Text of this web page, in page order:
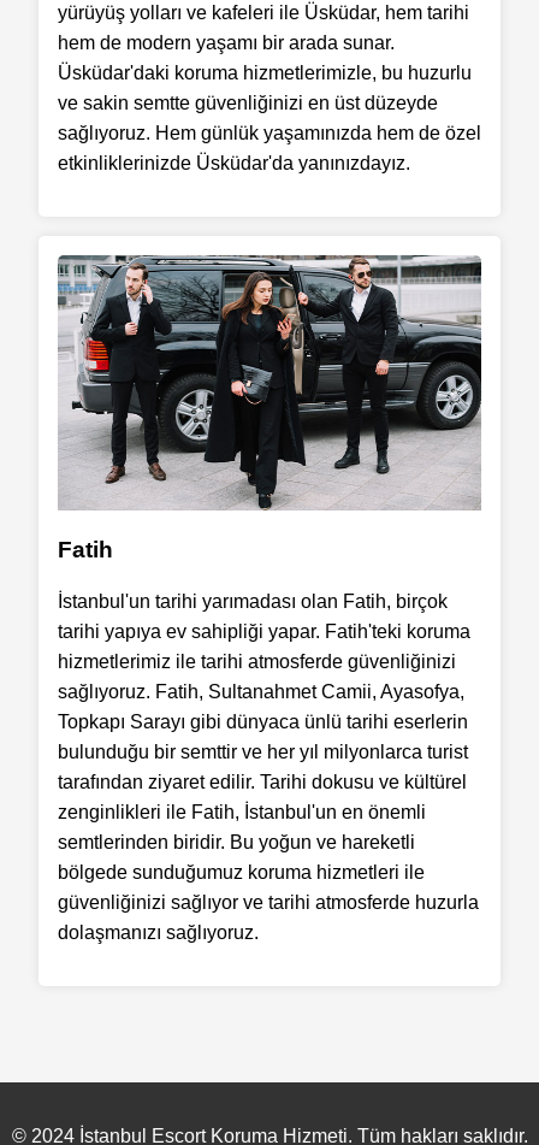
yürüyüş yolları ve kafeleri ile Üsküdar, hem tarihi
hem de modern yaşamı bir arada sunar.
Üsküdar'daki koruma hizmetlerimizle, bu huzurlu
ve sakin semtte güvenliğinizi en üst düzeyde
sağlıyoruz. Hem günlük yaşamınızda hem de özel
etkinliklerinizde Üsküdar'da yanınızdayız.
Fatih
İstanbul'un tarihi yarımadası olan Fatih, birçok
tarihi yapıya ev sahipliği yapar. Fatih'teki koruma
hizmetlerimiz ile tarihi atmosferde güvenliğinizi
sağlıyoruz. Fatih, Sultanahmet Camii, Ayasofya,
Topkapı Sarayı gibi dünyaca ünlü tarihi eserlerin
bulunduğu bir semttir ve her yıl milyonlarca turist
tarafından ziyaret edilir. Tarihi dokusu ve kültürel
zenginlikleri ile Fatih, İstanbul'un en önemli
semtlerinden biridir. Bu yoğun ve hareketli
bölgede sunduğumuz koruma hizmetleri ile
güvenliğinizi sağlıyor ve tarihi atmosferde huzurla
dolaşmanızı sağlıyoruz.
© 2024 İstanbul Escort Koruma Hizmeti. Tüm hakları saklıdır.